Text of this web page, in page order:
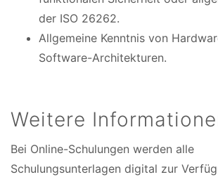
der ISO 26262.
Allgemeine Kenntnis von
Software-Architekturen.
Weitere
Bei Online-Schulungen werden alle
Schulungsunterlagen digital zur